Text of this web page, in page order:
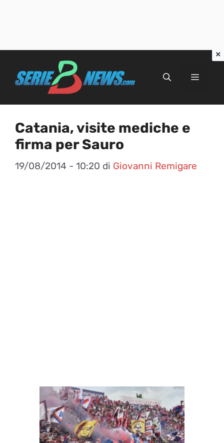
Menu
Catania, visite mediche e
firma per Sauro
19/08/2014 - 10:20 di Giovanni Remigare